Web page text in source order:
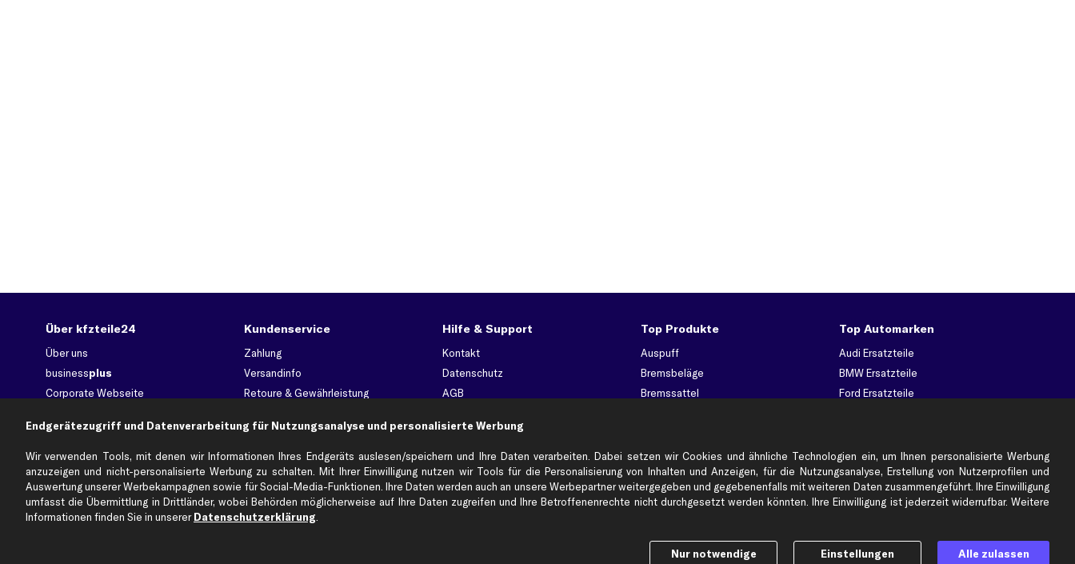
Über kfzteile24
Über uns
businessplus
Corporate Webseite
Werkstätten/Filialen
Karriere
Bewertungen
Unsere App
Kundenservice
Zahlung
Versandinfo
Retoure & Gewährleistung
Häufige Fragen
Automagazin
Unsere Marken
Beliebte Autos
Gutscheine
Hilfe & Support
Kontakt
Datenschutz
AGB
Whistleblowersystem
Dateneinstellungen
Widerrufsbelehrung
Top Produkte
Auspuff
Bremsbeläge
Bremssattel
Luftfilter
Ölfilter
Querlenker
Top Automarken
Audi Ersatzteile
BMW Ersatzteile
Ford Ersatzteile
Peugeot Ersatzteile
Renault Ersatzteile
Seat Ersatzteile
Endgerätezugriff und Datenverarbeitung für Nutzungsanalyse und personalisierte Werbung
Wir verwenden Tools, mit denen wir Informationen Ihres Endgeräts auslesen/speichern und Ihre Daten verarbeiten. Dabei setzen wir Cookies und ähnliche Technologien ein, um Ihnen personalisierte Werbung
anzuzeigen und nicht-personalisierte Werbung zu schalten. Mit Ihrer Einwilligung nutzen wir Tools für die Personalisierung von Inhalten und Anzeigen, für die Nutzungsanalyse, Erstellung von Nutzerprofilen und
Auswertung unserer Werbekampagnen sowie für Social-Media-Funktionen. Ihre Daten werden auch an unsere Werbepartner weitergegeben und gegebenenfalls mit weiteren Daten zusammengeführt. Ihre Einwilligung
umfasst die Übermittlung in Drittländer, wobei Behörden möglicherweise auf Ihre Daten zugreifen und Ihre Betroffenenrechte nicht durchgesetzt werden könnten. Ihre Einwilligung ist jederzeit widerrufbar. Weitere
Informationen finden Sie in unsererDatenschutzerklärung
Nur notwendige Einstellungen Alle zulassen